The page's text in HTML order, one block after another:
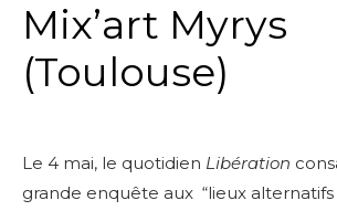
Mix’art Myrys
(Toulouse)
Le 4 mai, le quotidien Libération
grande enquête aux “lieux